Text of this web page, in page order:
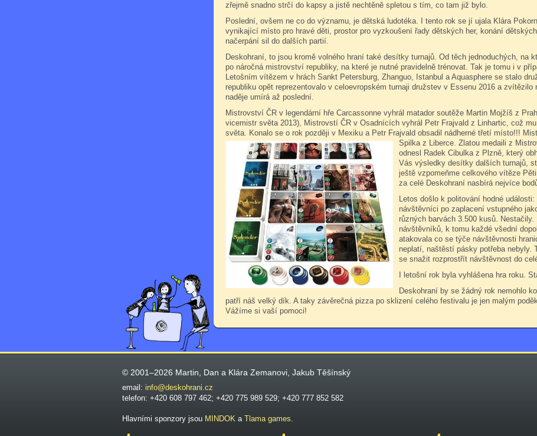
zřejmě snadno strčí do kapsy a jistě nechtěně spletou s tím, co tam již bylo.
Poslední, ovšem ne co do významu, je dětská ludotéka. I tento rok se jí ujala Klára
vynikající místo pro hravé děti, prostor pro vyzkoušení řady dětských her, konání
načerpání sil do dalších partií.
Deskohraní, to jsou kromě volného hraní také desítky turnajů. Od těch jednoduchých, na
po náročná mistrovství republiky, na které je nutné pravidelně trénovat. Tak je tomu i v
Letošním vítězem v hrách Sankt Petersburg, Zhanguo, Istanbul a Aquasphere se stalo
republiku opět reprezentovalo v celoevropském turnaji družstev v Essenu 2016 a
naděje umírá až poslední.
Mistrovství ČR v legendární hře Carcassonne vyhrál matador soutěže Martin Mojžíš z
vicemistr světa 2013), Mistrovstí ČR v Osadnících vyhrál Petr Frajvald z Linhartic, což
světa. Konalo se o rok později v Mexiku a Petr Frajvald obsadil nádherné třetí místo!!!
Spilka z Liberce. Zlatou medaili z
odnesl Radek Cibulka z Plzně, který
Vás výsledky desítky dalších turnajů,
ještě vzpomeňme celkového vítěze
za celé Deskohraní nasbírá nejvíce
Letos došlo k politování hodné
návštěvníci po zaplacení vstupného
různých barvách 3.500 kusů.
návštěvníků, k tomu každé všední
atakovala co se týče návštěvnosti
neplatí, naštěstí pásky potřeba nebyly.
se snažit rozprostřít návštěvnost do
I letošní rok byla vyhlášena hra roku.
Deskohraní by se žádný rok nemohlo
patří náš velký dík. A taky závěrečná pizza po sklizení celého festivalu je jen malým
Vážíme si vaší pomoci!
© 2001–2026 Martin, Dan a Klára Zemanovi, Jakub Těšínský
email: info@deskohrani.cz
telefon: +420 608 797 462; +420 775 989 529; +420 777 852 582
Hlavními sponzory jsou MINDOK a Tlama games.